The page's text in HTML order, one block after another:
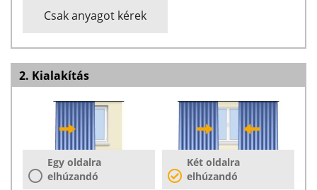
Csak anyagot kérek
2. Kialakítás
Egy oldalra
elhúzandó
Két oldalra
elhúzandó